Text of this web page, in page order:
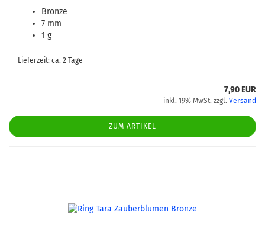
Bronze
7 mm
1 g
Lieferzeit: ca. 2 Tage
7,90 EUR
inkl. 19% MwSt. zzgl. Versand
ZUM ARTIKEL